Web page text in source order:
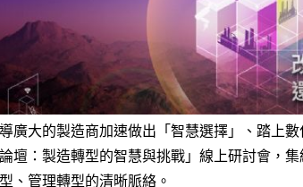
廣大的製造商加速做出「智慧選擇」、踏上
壇：製造轉型的智慧與挑戰」線上研討會，
、管理轉型的清晰脈絡。